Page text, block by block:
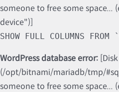
someone to free some space...
device")]
SHOW FULL COLUMNS
WordPress database error:
(/opt/bitnami/mariadb/tmp/
someone to free some space...